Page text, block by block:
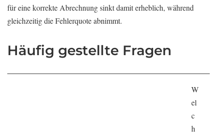
für eine korrekte Abrechnung sinkt damit erheblich, während
gleichzeitig die Fehlerquote abnimmt.
Häufig gestellte Fragen
W
el
c
h